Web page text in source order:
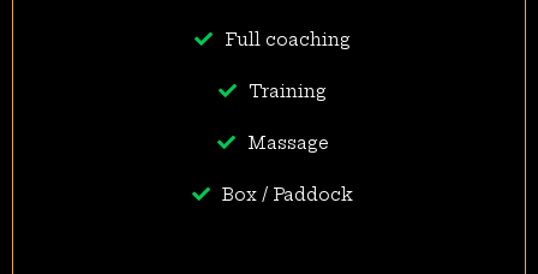
Full coaching
Training
Massage
Box / Paddock